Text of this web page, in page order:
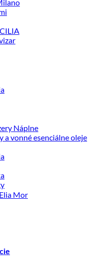
Náplne
a vonné esenciálne oleje
Elia Mor